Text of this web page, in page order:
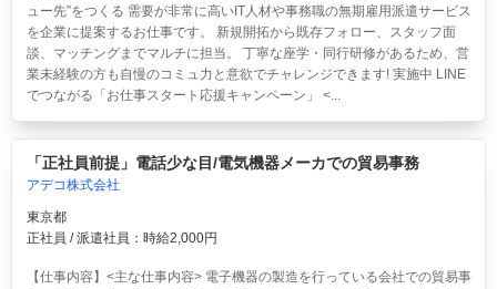
ュー先”をつくる 需要が非常に高いIT人材や事務職の無期雇用派遣サービス
を企業に提案するお仕事です。 新規開拓から既存フォロー、スタッフ面
談、マッチングまでマルチに担当。 丁寧な座学・同行研修があるため、営
業未経験の方も自慢のコミュ力と意欲でチャレンジできます! 実施中 LINE
でつながる「お仕事スタート応援キャンペーン」 <...
「正社員前提」電話少な目/電気機器メーカでの貿易事務
アデコ株式会社
東京都
正社員 / 派遣社員：時給2,000円
【仕事内容】<主な仕事内容> 電子機器の製造を行っている会社での貿易事